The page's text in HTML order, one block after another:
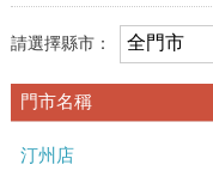
請選擇縣市：
門市名稱
汀州店